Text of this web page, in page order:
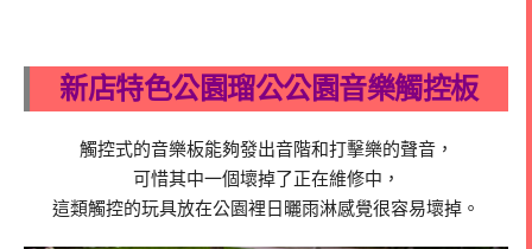
新店特色公園瑠公公園音樂觸控板
觸控式的音樂板能夠發出音階和打擊樂的聲音，
可惜其中一個壞掉了正在維修中，
這類觸控的玩具放在公園裡日曬雨淋感覺很容易壞掉。